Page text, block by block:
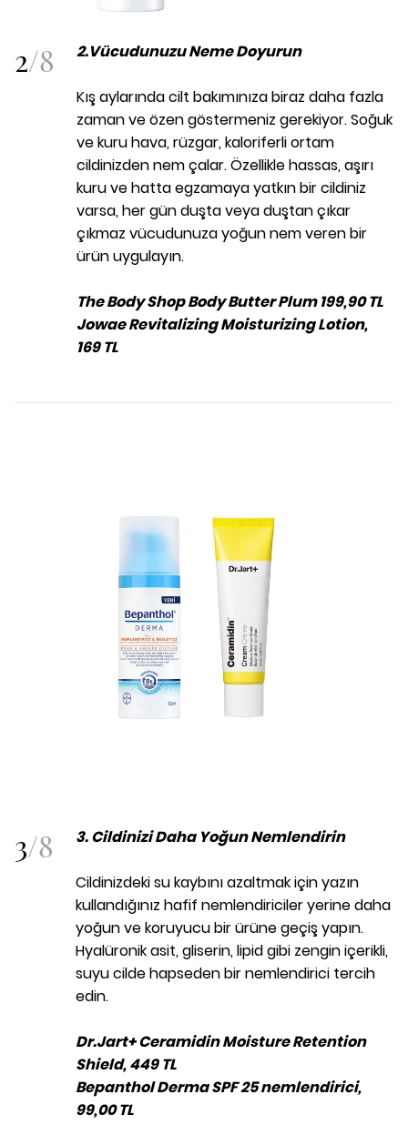
2/8 2.Vücudunuzu Neme Doyurun
Kış aylarında cilt bakımınıza biraz daha fazla
zaman ve özen göstermeniz gerekiyor. Soğuk
ve kuru hava, rüzgar, kaloriferli ortam
cildinizden nem çalar. Özellikle hassas, aşırı
kuru ve hatta egzamaya yatkın bir cildiniz
varsa, her gün duşta veya duştan çıkar
çıkmaz vücudunuza yoğun nem veren bir
ürün uygulayın.
The Body Shop Body Butter Plum 199,90 TL
Jowae Revitalizing Moisturizing Lotion,
169 TL
3/8 3. Cildinizi Daha Yoğun Nemlendirin
Cildinizdeki su kaybını azaltmak için yazın
kullandığınız hafif nemlendiriciler yerine daha
yoğun ve koruyucu bir ürüne geçiş yapın.
Hyalüronik asit, gliserin, lipid gibi zengin içerikli,
suyu cilde hapseden bir nemlendirici tercih
edin.
Dr.Jart+ Ceramidin Moisture Retention
Shield, 449 TL
Bepanthol Derma SPF 25 nemlendirici,
99,00 TL